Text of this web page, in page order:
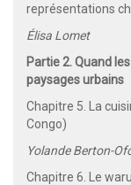
représentations
Élisa Lomet
Partie 2. Quand
paysages urbains
Chapitre 5. La
Congo)
Yolande Berton-
Chapitre 6. Le